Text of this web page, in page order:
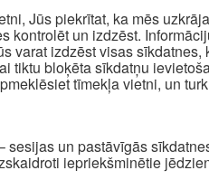
Jūs piekrītat, ka mēs
kontrolēt un izdzēst.
varat izdzēst visas
tiktu bloķēta sīkdatņu
tīmekļa vietni, un
sesijas un pastāvīgās
iepriekšminētie